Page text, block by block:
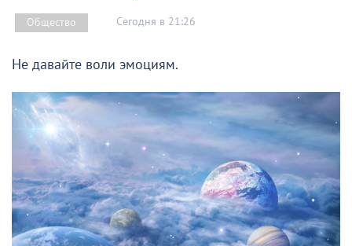
Общество Сегодня в 21:26
Не давайте воли эмоциям.